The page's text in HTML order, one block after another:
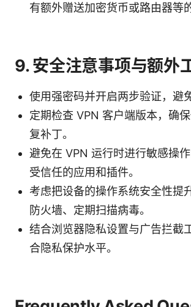
有额外赠送加密货币或路由器等
9. 安全注意事项与额外
使用强密码并开启两步验证，避
定期检查 VPN 客户端版本，确
复补丁。
避免在 VPN 运行时进行敏感操
受信任的应用和插件。
考虑把设备的操作系统安全性提
防火墙、定期扫描病毒。
结合浏览器隐私设置与广告拦截
合隐私保护水平。